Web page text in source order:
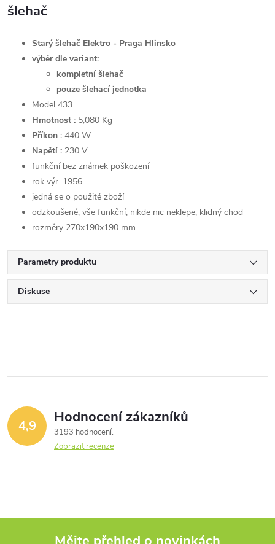
šlehač
Starý šlehač Elektro - Praga Hlinsko
výběr dle variant:
kompletní šlehač
pouze šlehací jednotka
Model 433
Hmotnost : 5,080 Kg
Příkon : 440 W
Napětí : 230 V
funkční bez známek poškození
rok výr. 1956
jedná se o použité zboží
odzkoušené, vše funkční, nikde nic neklepe, klidný chod
rozměry 270x190x190 mm
Parametry produktu
Diskuse
4,9 Hodnocení zákazníků
3193 hodnocení
Zobrazit recenze